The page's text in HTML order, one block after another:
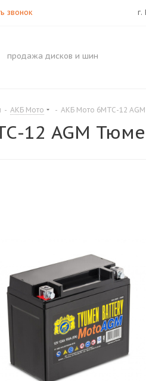
звонок г.
продажа дисков и шин
- АКБ Мото - АКБ Мото 6МТС-12
12 AGM